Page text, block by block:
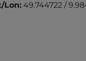
Lon: 49.744722 /